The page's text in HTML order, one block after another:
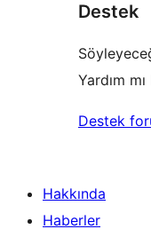
inceleme
Destek
Yardım mı
Destek
Hakkında
Haberler